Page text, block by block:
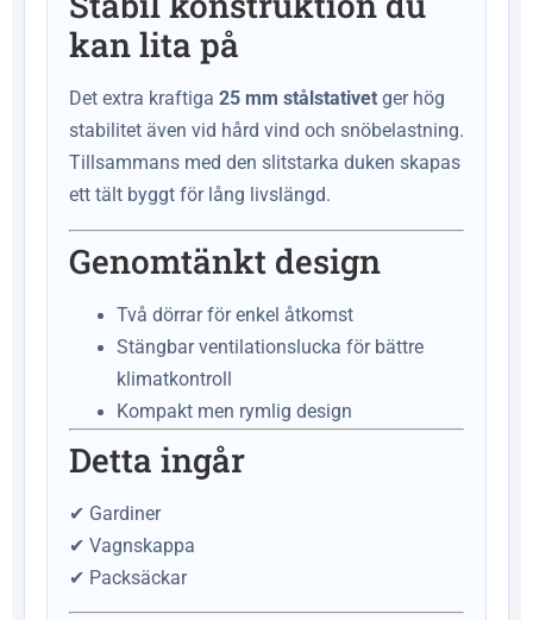
kan lita på
Det extra kraftiga 25 mm stålstativet ger hög
stabilitet även vid hård vind och snöbelastning.
Tillsammans med den slitstarka duken skapas
ett tält byggt för lång livslängd.
Genomtänkt design
Två dörrar för enkel åtkomst
Stängbar ventilationslucka för bättre
klimatkontroll
Kompakt men rymlig design
Detta ingår
✔ Gardiner
✔ Vagnskappa
✔ Packsäckar